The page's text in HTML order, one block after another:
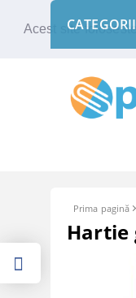
Acest siteCATEGORII
Prima pagină
Hartie